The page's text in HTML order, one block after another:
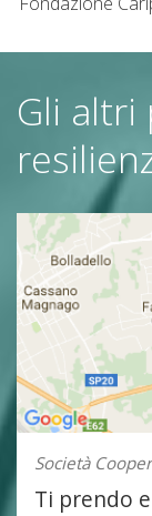
Gli altri
Società
Ti prendo